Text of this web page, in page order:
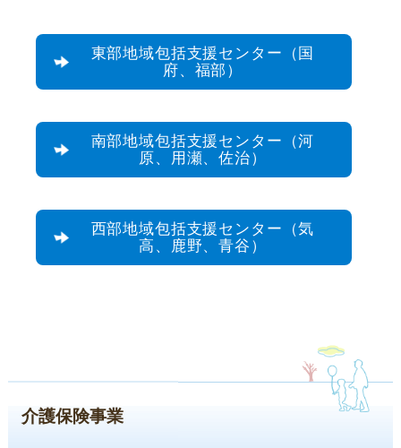
東部地域包括支援センター（国
府、福部）
南部地域包括支援センター（河
原、用瀬、佐治）
西部地域包括支援センター（気
高、鹿野、青谷）
介護保険事業